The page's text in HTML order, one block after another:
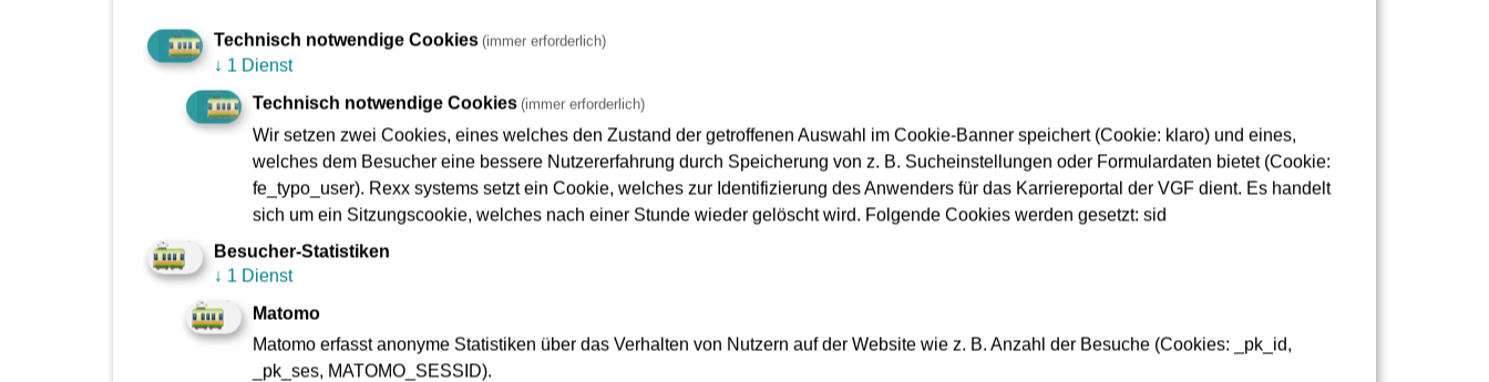
Elektrische Anlagen
Erhöhtes Beförderungsentgelt (EBE)
Firmenkundenbetreuung
Fundbüro
Nachrichten- und Signaltechnik
Technisch notwendige Cookies (immer erforderlich)
↓ 1 Dienst
Technisch notwendige Cookies (immer erforderlich)
Wir setzen zwei Cookies, eines welches den Zustand der getroffenen Auswahl im Cookie-Banner speichert (Cookie: klaro) und eines,
welches dem Besucher eine bessere Nutzererfahrung durch Speicherung von z. B. Sucheinstellungen oder Formulardaten bietet (Cookie:
fe_typo_user). Rexx systems setzt ein Cookie, welches zur Identifizierung des Anwenders für das Karriereportal der VGF dient. Es handelt
sich um ein Sitzungscookie, welches nach einer Stunde wieder gelöscht wird. Folgende Cookies werden gesetzt: sid
Besucher-Statistiken
↓ 1 Dienst
Matomo
Matomo erfasst anonyme Statistiken über das Verhalten von Nutzern auf der Website wie z. B. Anzahl der Besuche (Cookies: _pk_id,
_pk_ses, MATOMO_SESSID).